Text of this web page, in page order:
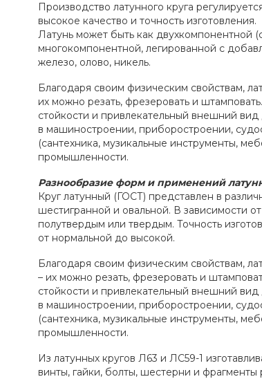
Производство латунного круга
высокое качество и точность изготовления.
Латунь может быть как двухкомпонентной
многокомпонентной, легированной с
железо, олово, никель.
Благодаря своим физическим свойствам,
их можно резать, фрезеровать и
стойкости и привлекательный внешний
в машиностроении, приборостроении,
(сантехника, музикальные инструменты,
промышленности.
Разнообразие форм и применений
Круг латунный (ГОСТ) представлен в
шестигранной и овальной. В зависимости
полутвердым или твердым. Точность
от нормальной до высокой.
Благодаря своим физическим свойствам,
– их можно резать, фрезеровать и
стойкости и привлекательный внешний
в машиностроении, приборостроении,
(сантехника, музикальные инструменты,
промышленности.
Из латунных кругов Л63 и ЛС59-1
винты, гайки, болты, шестерни и